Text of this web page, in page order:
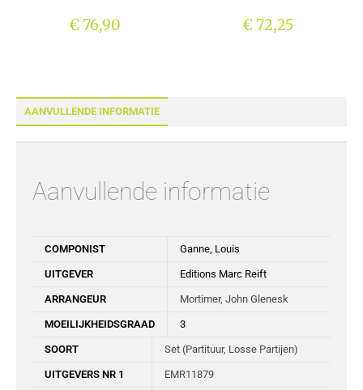
AANVULLENDE INFORMATIE
Aanvullende informatie
COMPONIST Ganne, Louis
UITGEVER Editions Marc Reift
ARRANGEUR Mortimer, John Glenesk
MOEILIJKHEIDSGRAAD 3
SOORT Set (Partituur, Losse Partijen)
UITGEVERS NR 1 EMR11879
€76,90 €72,25